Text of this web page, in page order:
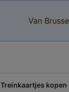
Van
Treinkaartjes kopen